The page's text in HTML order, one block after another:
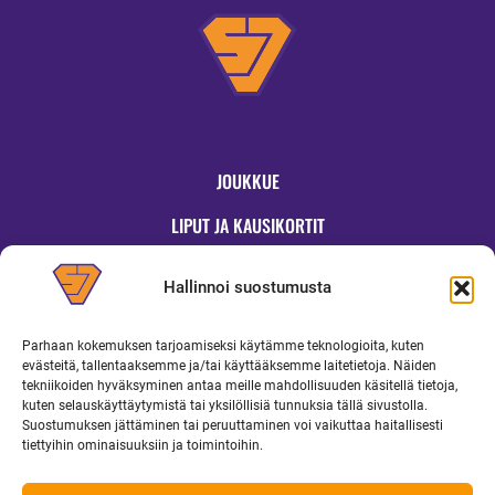
Hallinnoi suostumusta
Parhaan kokemuksen tarjoamiseksi käytämme teknologioita, kuten
evästeitä, tallentaaksemme ja/tai käyttääksemme laitetietoja. Näiden
tekniikoiden hyväksyminen antaa meille mahdollisuuden käsitellä tietoja,
kuten selauskäyttäytymistä tai yksilöllisiä tunnuksia tällä sivustolla.
Suostumuksen jättäminen tai peruuttaminen voi vaikuttaa haitallisesti
tiettyihin ominaisuuksiin ja toimintoihin.
JOUKKUE
LIPUT JA KAUSIKORTIT
OTTELUINFO
UUTISET
YRITYKSILLE